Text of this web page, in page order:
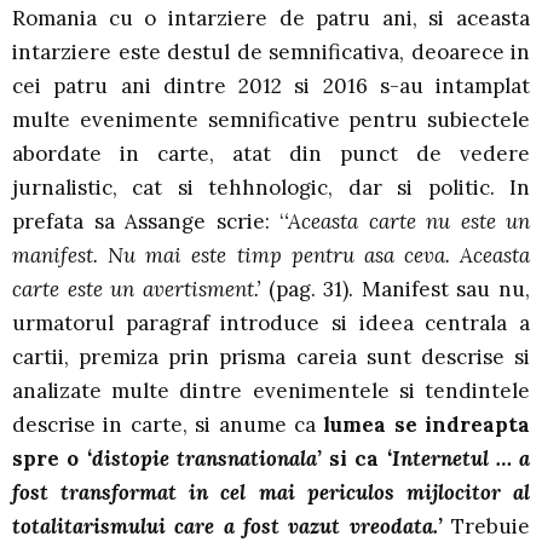
Romania cu o intarziere de patru ani, si aceasta
intarziere este destul de semnificativa, deoarece in
cei patru ani dintre 2012 si 2016 s-au intamplat
multe evenimente semnificative pentru subiectele
abordate in carte, atat din punct de vedere
jurnalistic, cat si tehhnologic, dar si politic. In
prefata sa Assange scrie: ‘‘Aceasta carte nu este un
manifest. Nu mai este timp pentru asa ceva. Aceasta
carte este un avertisment.’ (pag. 31). Manifest sau nu,
urmatorul paragraf introduce si ideea centrala a
cartii, premiza prin prisma careia sunt descrise si
analizate multe dintre evenimentele si tendintele
descrise in carte, si anume calumea se indreapta
spre o ‘distopie transnationala’ si ca ‘Internetul … a
fost transformat in cel mai periculos mijlocitor al
totalitarismului care a fost vazut vreodata.’Trebuie